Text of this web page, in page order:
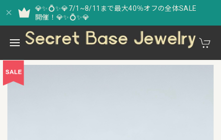
💎✨💍✨💎7/1~8/11まで最大40％オフの全体SALE
開催！💎✨💍✨💎